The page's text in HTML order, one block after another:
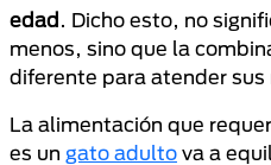
edad. Dicho esto, no
menos, sino que la
diferente para atender sus
La alimentación que
es un gato adulto va a